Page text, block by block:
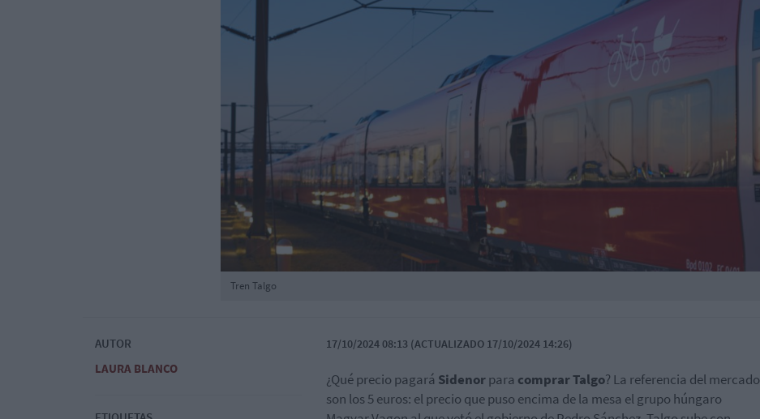
Tren Talgo
AUTOR
LAURA BLANCO
17/10/2024 08:13 (ACTUALIZADO 17/10/2024 14:26)
¿Qué precio pagará Sidenorpara comprar Talgo? La referencia del mercado
son los 5 euros: el precio que puso encima de la mesa el grupo húngaro